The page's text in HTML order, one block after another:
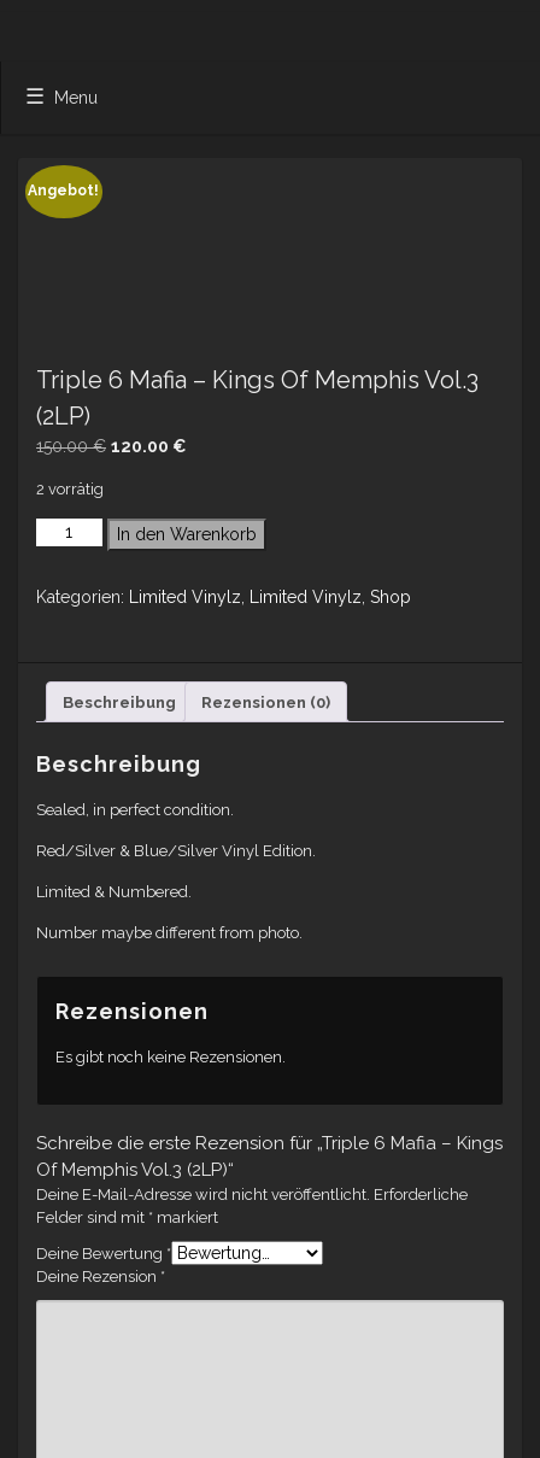
Menu
Angebot!
Triple 6 Mafia – Kings Of Memphis Vol.3
(2LP)
150.00€ Ursprünglicher
150.00 €
120.00 €
120.00 €.
2 vorrätig
In den Warenkorb
Kategorien: Limited Vinylz Limited Vinylz Shop
Beschreibung Rezensionen (0)
Beschreibung
Sealed, in perfect condition.
Red/Silver & Blue/Silver Vinyl Edition.
Limited & Numbered.
Number maybe different from photo.
Rezensionen
Es gibt noch keine Rezensionen.
Schreibe die erste Rezension für „Triple 6 Mafia – Kings
Of Memphis Vol.3 (2LP)“
Deine E-Mail-Adresse wird nicht veröffentlicht. Erforderliche
Felder sind mit * markiert
Deine Bewertung *
Deine Rezension *